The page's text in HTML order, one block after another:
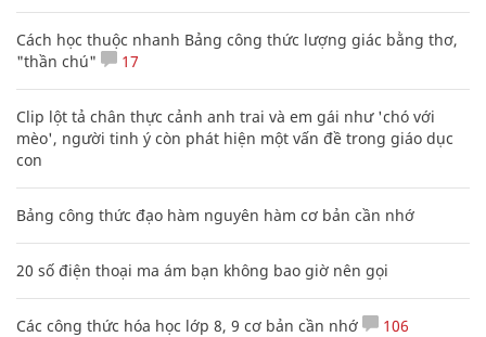
Cách học thuộc nhanh Bảng công thức lượng giác bằng thơ,
"thần chú"
17
Clip lột tả chân thực cảnh anh trai và em gái như 'chó với
mèo', người tinh ý còn phát hiện một vấn đề trong giáo dục
con
Bảng công thức đạo hàm nguyên hàm cơ bản cần nhớ
20 số điện thoại ma ám bạn không bao giờ nên gọi
Các công thức hóa học lớp 8, 9 cơ bản cần nhớ 106